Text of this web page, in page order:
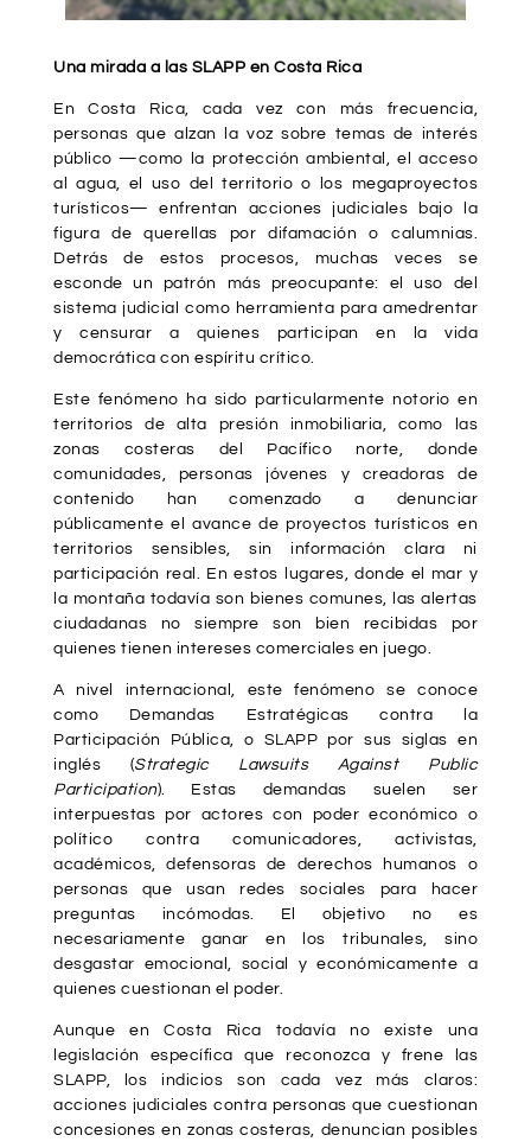
Una mirada a las SLAPP en Costa Rica
En Costa Rica, cada vez con más frecuencia,
personas que alzan la voz sobre temas de interés
público —como la protección ambiental, el acceso
al agua, el uso del territorio o los megaproyectos
turísticos— enfrentan acciones judiciales bajo la
figura de querellas por difamación o calumnias.
Detrás de estos procesos, muchas veces se
esconde un patrón más preocupante: el uso del
sistema judicial como herramienta para amedrentar
y censurar a quienes participan en la vida
democrática con espíritu crítico.
Este fenómeno ha sido particularmente notorio en
territorios de alta presión inmobiliaria, como las
zonas costeras del Pacífico norte, donde
comunidades, personas jóvenes y creadoras de
contenido han comenzado a denunciar
públicamente el avance de proyectos turísticos en
territorios sensibles, sin información clara ni
participación real. En estos lugares, donde el mar y
la montaña todavía son bienes comunes, las alertas
ciudadanas no siempre son bien recibidas por
quienes tienen intereses comerciales en juego.
A nivel internacional, este fenómeno se conoce
como Demandas Estratégicas contra la
Participación Pública, o SLAPP por sus siglas en
inglés (Strategic Lawsuits Against Public
Participation). Estas demandas suelen ser
interpuestas por actores con poder económico o
político contra comunicadores, activistas,
académicos, defensoras de derechos humanos o
personas que usan redes sociales para hacer
preguntas incómodas. El objetivo no es
necesariamente ganar en los tribunales, sino
desgastar emocional, social y económicamente a
quienes cuestionan el poder.
Aunque en Costa Rica todavía no existe una
legislación específica que reconozca y frene las
SLAPP, los indicios son cada vez más claros:
acciones judiciales contra personas que cuestionan
concesiones en zonas costeras, denuncian posibles